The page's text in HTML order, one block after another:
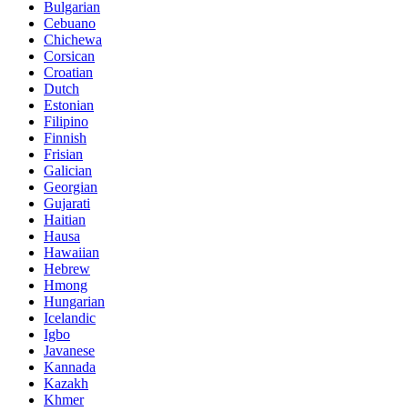
Bulgarian
Cebuano
Chichewa
Corsican
Croatian
Dutch
Estonian
Filipino
Finnish
Frisian
Galician
Georgian
Gujarati
Haitian
Hausa
Hawaiian
Hebrew
Hmong
Hungarian
Icelandic
Igbo
Javanese
Kannada
Kazakh
Khmer